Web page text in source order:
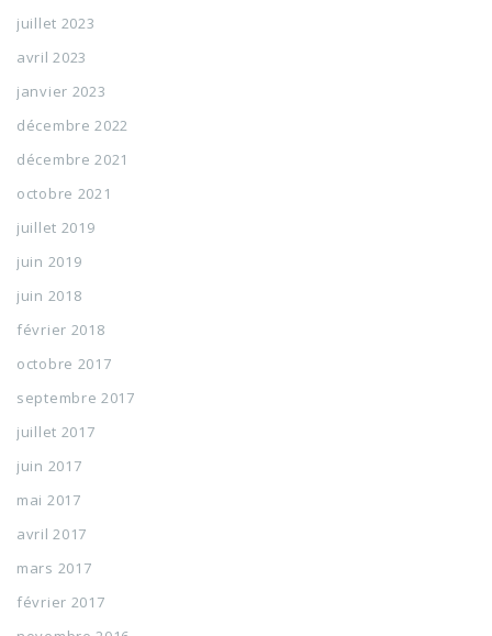
juillet 2023
avril 2023
janvier 2023
décembre 2022
décembre 2021
octobre 2021
juillet 2019
juin 2019
juin 2018
février 2018
octobre 2017
septembre 2017
juillet 2017
juin 2017
mai 2017
avril 2017
mars 2017
février 2017